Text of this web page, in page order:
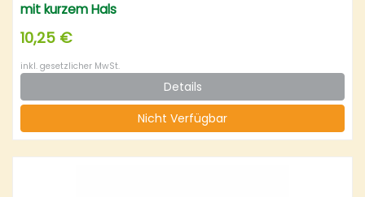
mit kurzem Hals
10,25 €
inkl. gesetzlicher MwSt.
Details
Nicht Verfügbar